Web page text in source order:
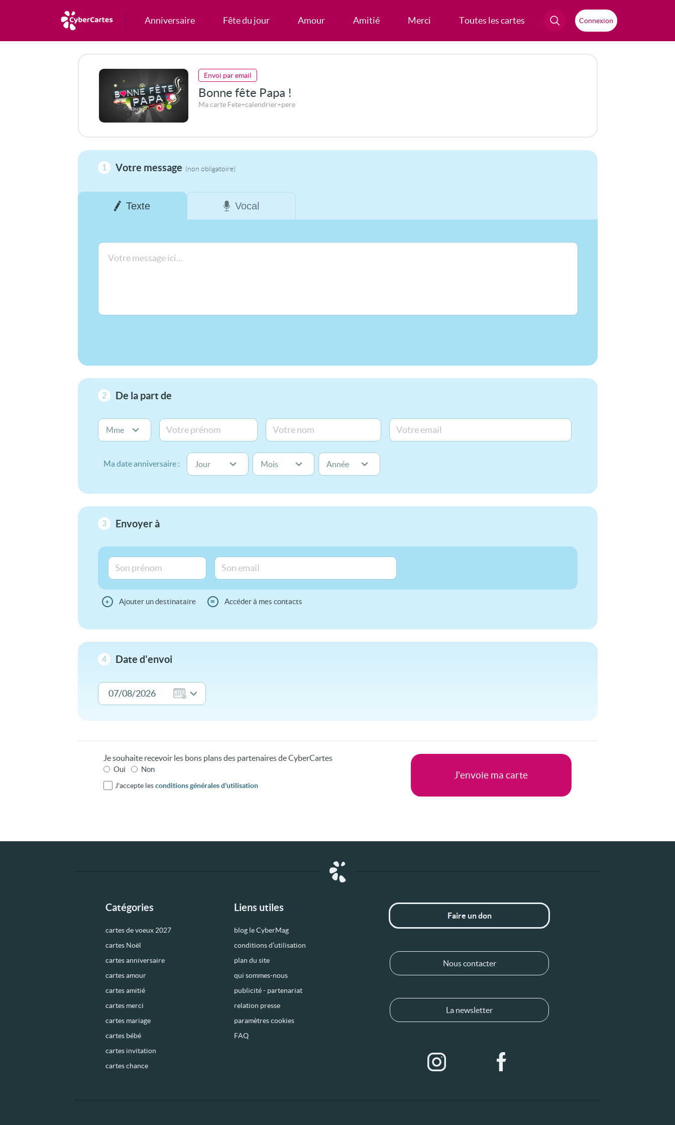
Anniversaire Fête du jour Amour Amitié Merci Toutes les cartes Connexion
Envoi par email
Bonne fête Papa !
Ma carte Fete+calendrier+pere
1 Votre message (non obligatoire)
Texte Vocal
2 De la part de
Ma date anniversaire :
3 Envoyer à
+ Ajouter un destinataire ≡ Accéder à mes contacts
4 Date d'envoi
Je souhaite recevoir les bons plans des partenaires de CyberCartes
Oui Non
J'accepte lesconditions générales d'utilisation
Catégories
cartes de voeux 2027
cartes Noël
cartes anniversaire
cartes amour
cartes amitié
cartes merci
cartes mariage
cartes bébé
cartes invitation
cartes chance
Liens utiles
blog le CyberMag
conditions d’utilisation
plan du site
qui sommes-nous
publicité - partenariat
relation presse
paramètres cookies
FAQ
Faire un don
Nous contacter
La newsletter